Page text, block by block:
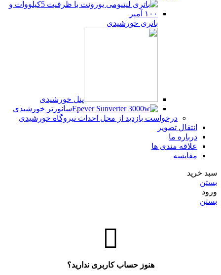
باتری خورشیدی
پنل خورشیدی
سانورتر خورشیدی
درخواست بازدید از محل احداث نیروگاه خورشیدی
انتقال تصویر
درباره ما
علاقه مندی ها
مقایسه
سبد خرید
بستن
ورود
بستن
هنوز حساب کاربری ندارید؟